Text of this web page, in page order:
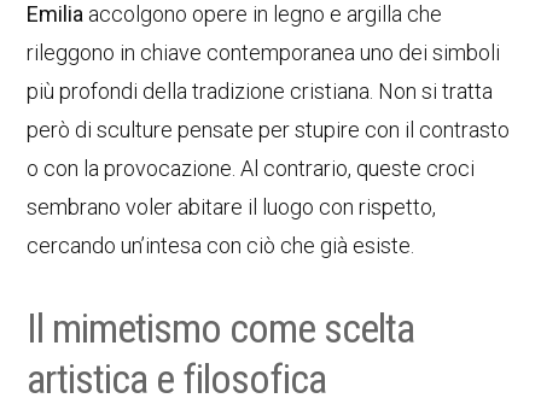
Emilia accolgono opere in legno e argilla che
rileggono in chiave contemporanea uno dei simboli
più profondi della tradizione cristiana. Non si tratta
però di sculture pensate per stupire con il contrasto
o con la provocazione. Al contrario, queste croci
sembrano voler abitare il luogo con rispetto,
cercando un’intesa con ciò che già esiste.
Il mimetismo come scelta
artistica e filosofica